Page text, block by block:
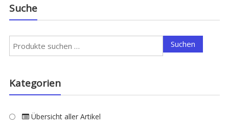
Suche
Suchen
nach:
Suchen
Kategorien
Übersicht aller Artikel